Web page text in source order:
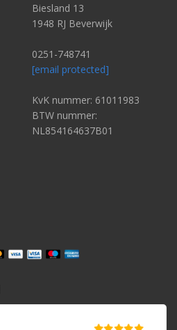
Biesland 13
1948 RJ Beverwijk
0251-748741
[email protected]
KvK nummer: 61011983
BTW nummer:
NL854164637B01